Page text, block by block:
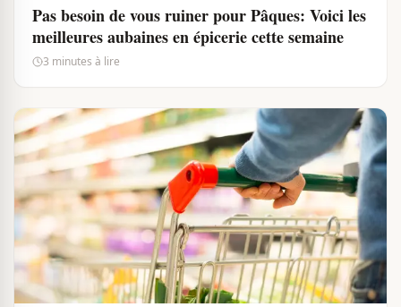
Pas besoin de vous ruiner pour Pâques: Voici les
meilleures aubaines en épicerie cette semaine
3 minutes à lire